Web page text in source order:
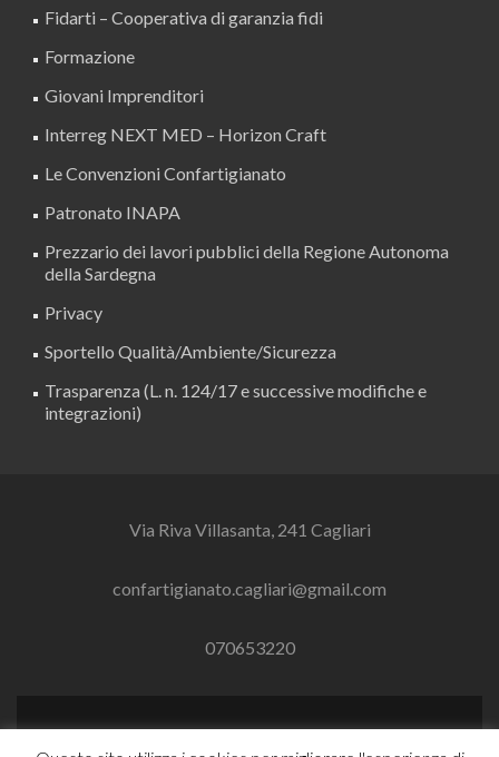
Fidarti – Cooperativa di garanzia fidi
Formazione
Giovani Imprenditori
Interreg NEXT MED – Horizon Craft
Le Convenzioni Confartigianato
Patronato INAPA
Prezzario dei lavori pubblici della Regione Autonoma
della Sardegna
Privacy
Sportello Qualità/Ambiente/Sicurezza
Trasparenza (L. n. 124/17 e successive modifiche e
integrazioni)
Via Riva Villasanta, 241 Cagliari
confartigianato.cagliari@gmail.com
070653220